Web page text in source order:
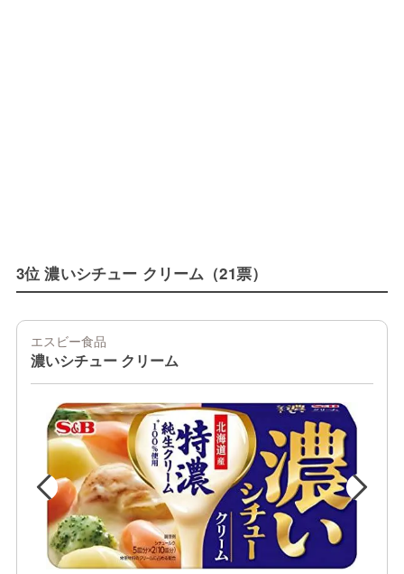
3位 濃いシチュー クリーム（21票）
エスビー食品
濃いシチュー クリーム